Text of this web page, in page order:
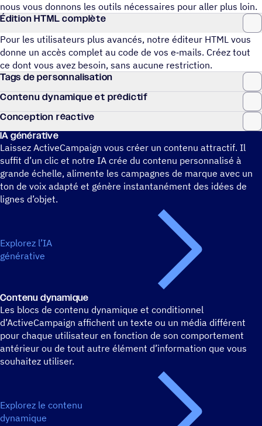
nous vous donnons les outils nécessaires pour aller plus loin.
Édition HTML complète
Pour les utili­sa­teurs plus avancés, notre éditeur HTML vous
donne un accès complet au code de vos e‑mails. Créez tout
ce dont vous avez besoin, sans aucune restriction.
Tags de personnalisation
Contenu dyna­mique et prédictif
Concep­tion réactive
IA géné­ra­tive
Laissez ActiveCampaign vous créer un contenu attractif. Il
suffit d’un clic et notre IA crée du contenu personnalisé à
grande échelle, alimente les campagnes de marque avec un
ton de voix adapté et génère instantanément des idées de
lignes d’objet.
Explorez l’IA
générative
Contenu dyna­mique
Les blocs de contenu dynamique et conditionnel
d’ActiveCampaign affichent un texte ou un média différent
pour chaque utilisateur en fonction de son comportement
antérieur ou de tout autre élément d’information que vous
souhaitez utiliser.
Explorez le contenu
dynamique